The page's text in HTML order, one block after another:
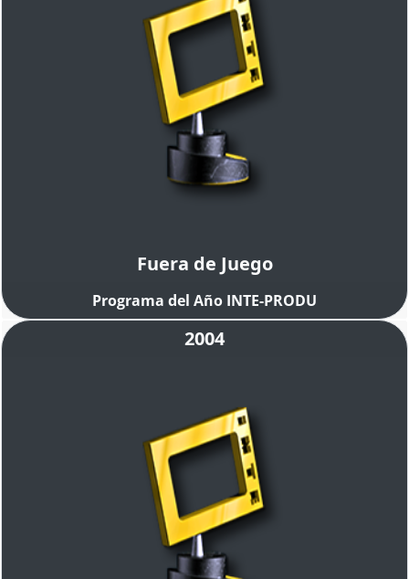
Fuera de Juego
Programa del Año INTE-PRODU
2004